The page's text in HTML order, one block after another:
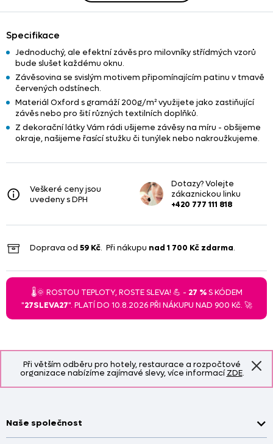
Při větším odběru pro hotely, restaurace a rozpočtové
organizace nabízíme zajímavé slevy, více informacíZDE.
Specifikace
Jednoduchý, ale efektní závěs pro milovníky střídmých vzorů
bude slušet každému oknu.
Závěsovina se svislým motivem připomínajícím patinu v tmavě
červených odstínech.
Materiál Oxford s gramáží 200g/m² využijete jako zastiňující
závěs nebo pro šití různých textilních doplňků.
Z dekorační látky Vám rádi ušijeme závěsy na míru - obšijeme
okraje, našijeme řasící stužku či tunýlek nebo nakroužkujeme.
Veškeré ceny jsou
uvedeny s DPH
Dotazy? Volejte
zákaznickou linku
+420 777 111 818
Doprava od 59 Kč. Při nákupu nad 1 700 Kč zdarma.
🌡️🌞 ROSTOU TEPLOTY, ROSTE SLEVA! 💪 - 27 %S KÓDEM
"27SLEVA27". PLATÍ DO 10.8.2026 PŘI NÁKUPU NAD 900 Kč. 🚀
Naše společnost
Doprava a platba